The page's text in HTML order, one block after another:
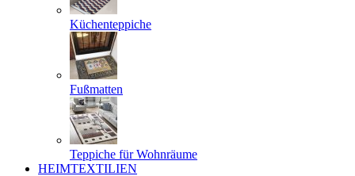
Küchenteppiche
Fußmatten
Teppiche für Wohnräume
HEIMTEXTILIEN